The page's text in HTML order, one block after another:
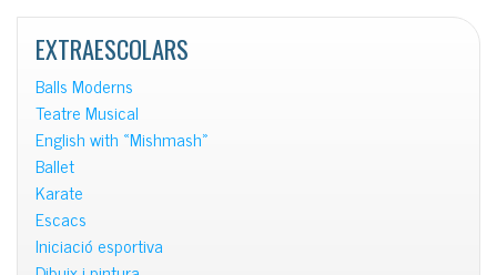
notícies
EXTRAESCOLARS
Balls Moderns
Teatre Musical
English with «Mishmash»
Ballet
Karate
Escacs
Iniciació esportiva